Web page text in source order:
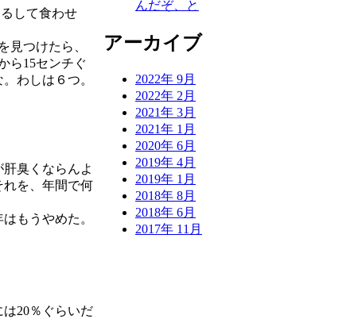
して食わせ
つけたら、
ら15センチぐ
わしは６つ。
臭くならんよ
れを、年間で何
もうやめた。
20％ぐらいだ
んだぞ、と
アーカイブ
2022年 9月
2022年 2月
2021年 3月
2021年 1月
2020年 6月
2019年 4月
2019年 1月
2018年 8月
2018年 6月
2017年 11月